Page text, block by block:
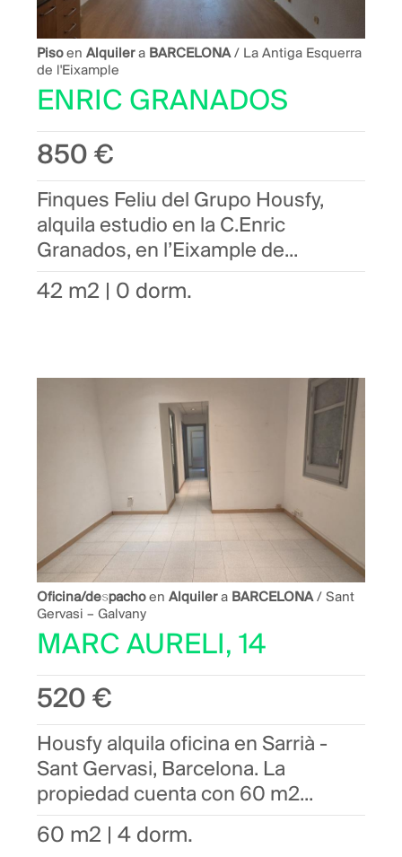
PisoenAlquilera BARCELONA/ La Antiga Esquerra
de l'Eixample
ENRIC GRANADOS
850 €
Finques Feliu del Grupo Housfy,
alquila estudio en la C.Enric
Granados, en l’Eixample de...
42 m2 | 0 dorm.
Oficina/despachoenAlquilera BARCELONA/ Sant
Gervasi – Galvany
MARC AURELI, 14
520 €
Housfy alquila oficina en Sarrià -
Sant Gervasi, Barcelona. La
propiedad cuenta con 60 m2...
60 m2 | 4 dorm.